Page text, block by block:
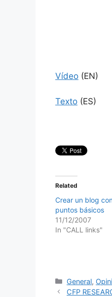
Vídeo (EN)
Texto (ES)
Related
Crear un blog
puntos básicos
11/12/2007
In "CALL links"
Categories
General,
CFP